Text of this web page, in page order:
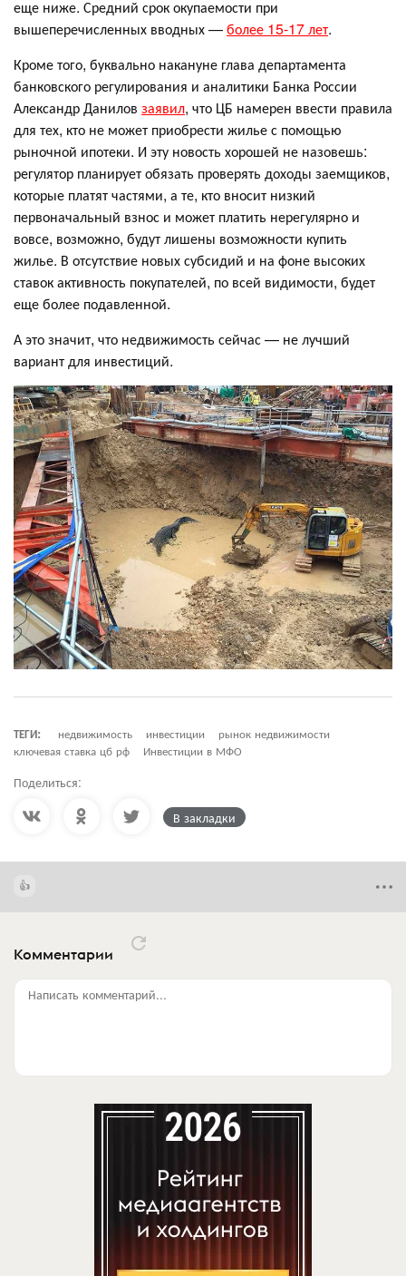
еще ниже. Средний срок окупаемости при
вышеперечисленных вводных —более 15-17 лет.
Кроме того, буквально накануне глава департамента
банковского регулирования и аналитики Банка России
Александр Данилов заявил, что ЦБ намерен ввести правила
для тех, кто не может приобрести жилье с помощью
рыночной ипотеки. И эту новость хорошей не назовешь:
регулятор планирует обязать проверять доходы заемщиков,
которые платят частями, а те, кто вносит низкий
первоначальный взнос и может платить нерегулярно и
вовсе, возможно, будут лишены возможности купить
жилье. В отсутствие новых субсидий и на фоне высоких
ставок активность покупателей, по всей видимости, будет
еще более подавленной.
А это значит, что недвижимость сейчас — не лучший
вариант для инвестиций.
ТЕГИ: недвижимость инвестиции
рынок недвижимости
ключевая ставка цб рф
Инвестиции в МФО
Поделиться:
В закладки
Комментарии
Написать комментарий...